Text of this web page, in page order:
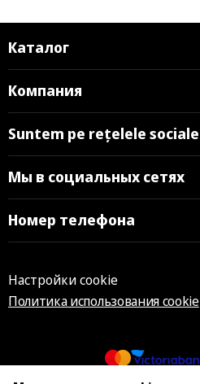
Каталог
Компания
Suntem pe rețelele sociale
Мы в социальных сетях
Номер телефона
Настройки cookie
Политика использования cookie